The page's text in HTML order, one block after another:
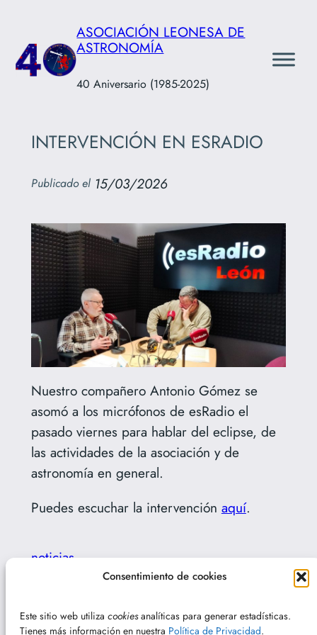
Consentimiento de cookies
Este sitio web utiliza cookiesanalíticas para generar estadísticas.
Tienes más información en nuestra Política de Privacidad.
contenido
ASOCIACIÓN LEONESA DE
ASTRONOMÍA
40 Aniversario (1985-2025)
INTERVENCIÓN EN ESRADIO
Publicado el 15/03/2026
Nuestro compañero Antonio Gómez se
asomó a los micrófonos de esRadio el
pasado viernes para hablar del eclipse, de
las actividades de la asociación y de
astronomía en general.
Puedes escuchar la intervención aquí.
noticias
del 28 de febrero de
Sol en el parque de las
Tierras Leonesas →